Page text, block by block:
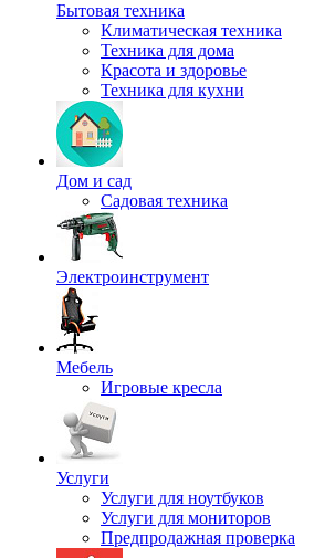
Бытовая техника
Климатическая техника
Техника для дома
Красота и здоровье
Техника для кухни
Дом и сад
Садовая техника
Электроинструмент
Мебель
Игровые кресла
Услуги
Услуги для ноутбуков
Услуги для мониторов
Предпродажная проверка